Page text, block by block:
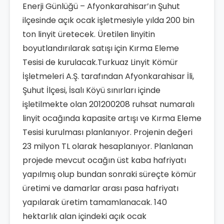
Enerji Günlüğü – Afyonkarahisar’ın Şuhut
ilçesinde açık ocak işletmesiyle yılda 200 bin
ton linyit üretecek. Üretilen linyitin
boyutlandırılarak satışı için Kırma Eleme
Tesisi de kurulacak.Turkuaz Linyit Kömür
İşletmeleri A.Ş. tarafından Afyonkarahisar İli,
Şuhut İlçesi, İsalı Köyü sınırları içinde
işletilmekte olan 201200208 ruhsat numaralı
linyit ocağında kapasite artışı ve Kırma Eleme
Tesisi kurulması planlanıyor. Projenin değeri
23 milyon TL olarak hesaplanıyor. Planlanan
projede mevcut ocağın üst kaba hafriyatı
yapılmış olup bundan sonraki süreçte kömür
üretimi ve damarlar arası pasa hafriyatı
yapılarak üretim tamamlanacak. 140
hektarlık alan içindeki açık ocak